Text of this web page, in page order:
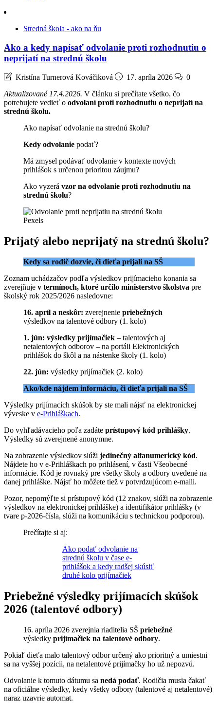
Stredná škola - ako na ňu
Ako a kedy napísať odvolanie proti rozhodnutiu o
neprijatí na strednú školu
Kristína Turnerová Kováčiková 17. apríla 2026
0
Aktualizované 17.4.2026. V článku si prečítate všetko, čo
potrebujete vedieť o odvolaní proti rozhodnutiu o neprijatí na
strednú školu.
Ako napísať odvolanie na strednú školu?
Kedy odvolanie podať?
Má zmysel podávať odvolanie v kontexte nových
prihlášok s určenou prioritou záujmu?
Ako vyzerá vzor na odvolanie proti rozhodnutiu na
strednú školu?
Pexels
Prijatý alebo neprijatý na strednú školu?
Kedy sa rodič dozvie, či dieťa prijali na SŠ
Zoznam uchádzačov podľa výsledkov prijímacieho konania sa
zverejňuje v termínoch, ktoré určilo ministerstvo školstva pre
školský rok 2025/2026 nasledovne:
16. apríl a neskôr: zverejnenie priebežných
výsledkov na talentové odbory (1. kolo)
1. jún: výsledky prijímačiek – talentových aj
netalentových odborov – na portáli Elektronických
prihlášok do škôl a na nástenke školy (1. kolo)
22. jún: výsledky prijímačiek (2. kolo)
Ako/kde nájdem informáciu, či dieťa prijali na SŠ
Výsledky prijímacích skúšok by ste mali nájsť na elektronickej
výveske v e-Prihláškach.
Do vyhľadávacieho poľa zadáte prístupový kód prihlášky.
Výsledky sú zverejnené anonymne.
Na zobrazenie výsledkov slúži jedinečný alfanumerický kód.
Nájdete ho v e-Prihláškach po prihlásení, v časti Všeobecné
informácie. Kód je rovnaký pre všetky školy a odbory uvedené na
danej prihláške. Nájsť ho môžete tiež v potvrdzujúcom e-maili.
Pozor, nepomýľte si prístupový kód (12 znakov, slúži na zobrazenie
výsledkov na elektronickej prihláške) a identifikátor prihlášky (v
tvare p-2026-čísla, slúži na komunikáciu s technickou podporou).
Prečítajte si aj:
Ako podať odvolanie na
strednú školu v čase e-
prihlášok a kedy radšej skúsiť
druhé kolo prijímačiek
Priebežné výsledky prijímacích skúšok
2026 (talentové odbory)
16. apríla 2026 zverejnia riaditelia SŠ priebežné
výsledky prijímačiek na talentové odbory.
Pokiaľ dieťa malo talentový odbor určený ako prioritný a umiestni
sa na vyššej pozícii, na netalentové prijímačky ho už nepozvú.
Odvolanie k tomuto dátumu sa nedá podať. Rodičia musia čakať
na oficiálne výsledky, kedy všetky odbory (talentové aj netalentové)
naraz uzavrie automat.